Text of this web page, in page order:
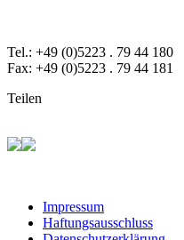
Tel.: +49 (0)5223 . 79 44 180
Fax: +49 (0)5223 . 79 44 181
Teilen
Impressum
Haftungsausschluss